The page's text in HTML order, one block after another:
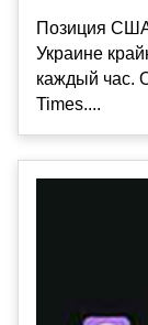
Позиция США
Украине
каждый час.
Times....